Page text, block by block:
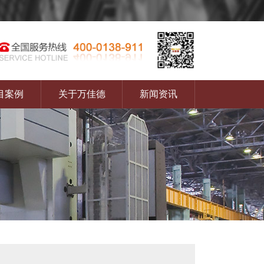
案例 关于万佳德 新闻资讯